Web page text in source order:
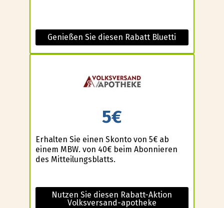
Genießen Sie diesen Rabatt Bluetti
5€
Erhalten Sie einen Skonto von 5€ ab
einem MBW. von 40€ beim Abonnieren
des Mitteilungsblatts.
Nutzen Sie diesen Rabatt-Aktion
Volksversand-apotheke